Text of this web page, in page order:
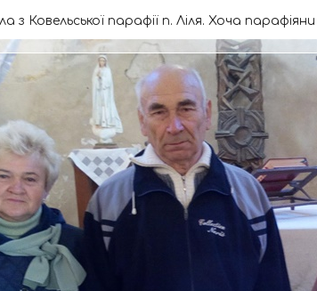
Ковельської парафії п. Ліля. Хоча